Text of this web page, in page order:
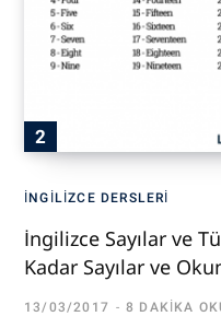
İNGILIZCE DERSLERI
İngilizce Sayılar ve
Kadar Sayılar ve
13/03/2017 8 DAKIKA